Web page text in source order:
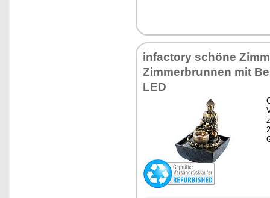
infactory schöne
Zimmerbrunnen mit
LED